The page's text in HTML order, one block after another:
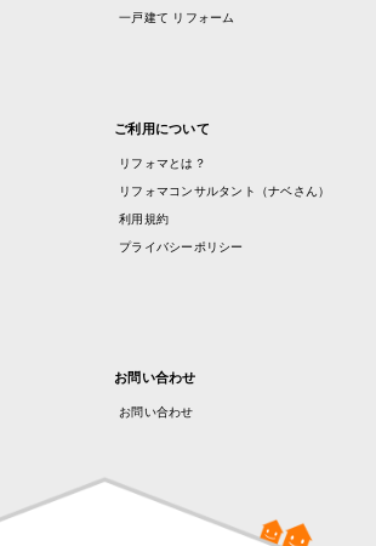
一戸建て リフォーム
ご利用について
リフォマとは？
リフォマコンサルタント（ナベさん）
利用規約
プライバシーポリシー
お問い合わせ
お問い合わせ